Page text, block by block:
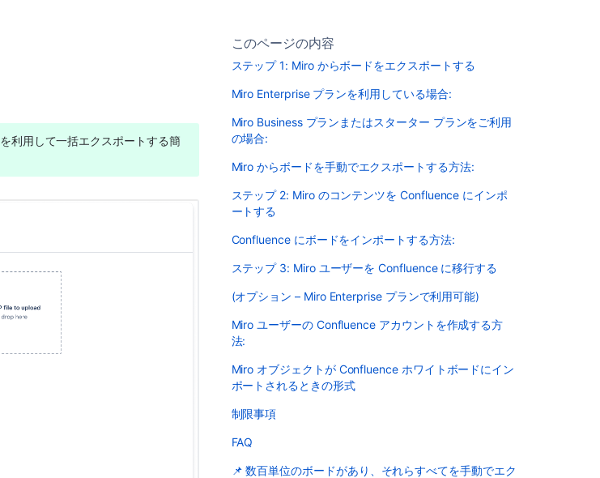
を利用して一括エクスポートする簡
このページの内容
ステップ 1: Miro からボードをエクスポートする
Miro Enterprise プランを利用している場合:
Miro Business プランまたはスターター プランをご利用
の場合:
Miro からボードを手動でエクスポートする方法:
ステップ 2: Miro のコンテンツを Confluence にインポ
ートする
Confluence にボードをインポートする方法:
ステップ 3: Miro ユーザーを Confluence に移行する
(オプション – Miro Enterprise プランで利用可能)
Miro ユーザーの Confluence アカウントを作成する方
法:
Miro オブジェクトが Confluence ホワイトボードにイン
ポートされるときの形式
制限事項
FAQ
📌 数百単位のボードがあり、それらすべてを手動でエク